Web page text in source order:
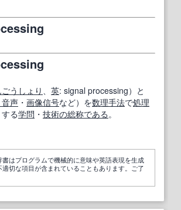
ごうしょり 英: signal processing）と
声 ・ 画像信号など）を数理手法で処理
する学問 ・ 技術の総称である 。
書はプログラムで機械的に意味や英語表現を生成
適切な項目が含まれていることもあります。ご了